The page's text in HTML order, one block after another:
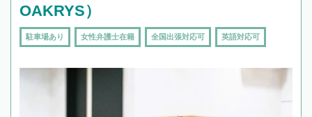
OAKRYS）
駐車場あり 女性弁護士在籍 全国出張対応可 英語対応可